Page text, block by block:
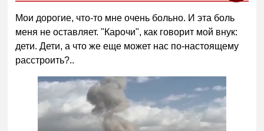
Мои дорогие, что-то мне очень больно. И эта боль
меня не оставляет. "Карочи", как говорит мой внук:
дети. Дети, а что же еще может нас по-настоящему
расстроить?..